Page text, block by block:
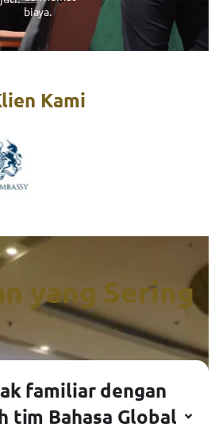
biaya.
Kami
yang Sering
familiar dengan
tim Bahasa Global